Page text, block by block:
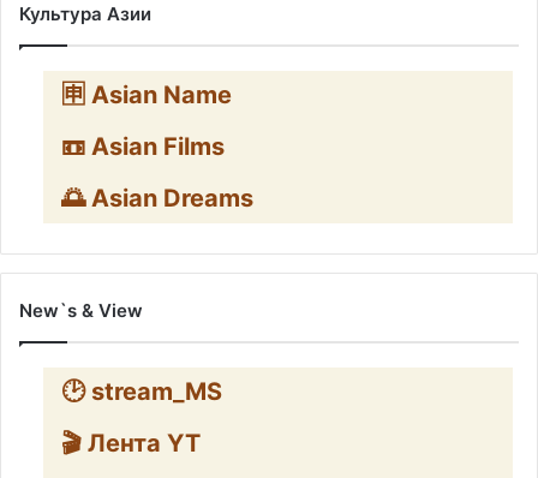
Культура Азии
🈸 Asian Name
📼 Asian Films
🌅 Asian Dreams
New`s & View
🕑 stream_MS
🎬 Лента YT